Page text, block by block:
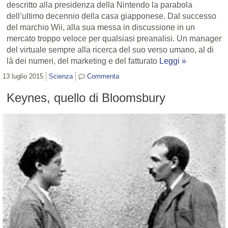
descritto alla presidenza della Nintendo la parabola
dell’ultimo decennio della casa giapponese. Dal successo
del marchio Wii, alla sua messa in discussione in un
mercato troppo veloce per qualsiasi preanalisi. Un manager
del virtuale sempre alla ricerca del suo verso umano, al di
là dei numeri, del marketing e del fatturato Leggi »
13 luglio 2015 Scienza Commenta
Keynes, quello di Bloomsbury